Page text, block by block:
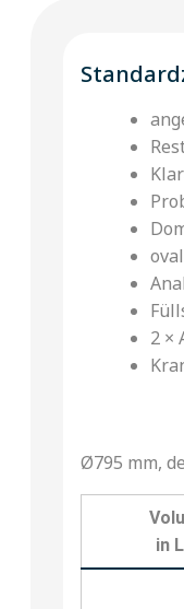
2 ×
Ø795 mm,
in